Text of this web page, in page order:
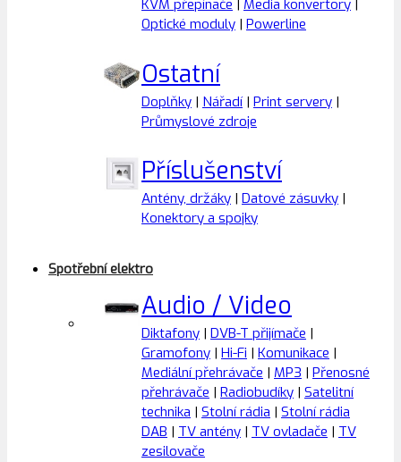
KVM přepínače Media konvertory
Optické moduly | Powerline
Ostatní
Doplňky | Nářadí| Print servery |
Průmyslové zdroje
Příslušenství
Antény, držáky | Datové zásuvky |
Konektory a spojky
Spotřební elektro
Audio / Video
Diktafony | DVB-T přijímače |
Gramofony | Hi-Fi | Komunikace |
Mediální přehrávače | MP3 | Přenosné
přehrávače | Radiobudíky | Satelitní
technika | Stolní rádia | Stolní rádia
DAB | TV antény | TV ovladače | TV
zesilovače